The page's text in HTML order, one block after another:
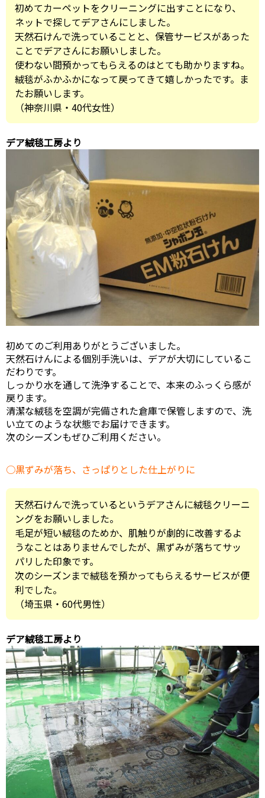
初めてカーペットをクリーニングに出すことになり、
ネットで探してデアさんにしました。
天然石けんで洗っていることと、保管サービスがあった
ことでデアさんにお願いしました。
使わない間預かってもらえるのはとても助かりますね。
絨毯がふかふかになって戻ってきて嬉しかったです。ま
たお願いします。
（神奈川県・40代女性）
デア絨毯工房より
初めてのご利用ありがとうございました。
天然石けんによる個別手洗いは、デアが大切にしているこ
だわりです。
しっかり水を通して洗浄することで、本来のふっくら感が
戻ります。
清潔な絨毯を空調が完備された倉庫で保管しますので、洗
い立てのような状態でお届けできます。
次のシーズンもぜひご利用ください。
黒ずみが落ち、さっぱりとした仕上がりに
天然石けんで洗っているというデアさんに絨毯クリーニ
ングをお願いしました。
毛足が短い絨毯のためか、肌触りが劇的に改善するよ
うなことはありませんでしたが、黒ずみが落ちてサッ
パリした印象です。
次のシーズンまで絨毯を預かってもらえるサービスが便
利でした。
（埼玉県・60代男性）
デア絨毯工房より